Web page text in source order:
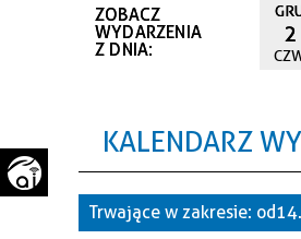
URZĄD STANU
STRATEGIE, PLANY,
FUNDUSZE
PARTNERZY, NGO
JEDNOSTKI MIEJSKIE
INWESTYCJE MIEJSKIE
POWIATOWY LIDER
PRZEDSIĘBIORCZOŚCI
SZLAKI TURYSTYCZNE
BEZPIECZEŃSTWO
ZWIERZĘTA W GMINIE
INFORMATOR
KOMUNIKACJA I
ZOBACZ
WYDARZENIA
Z DNIA:
2
KALENDARZ
Trwające w zakresie: od